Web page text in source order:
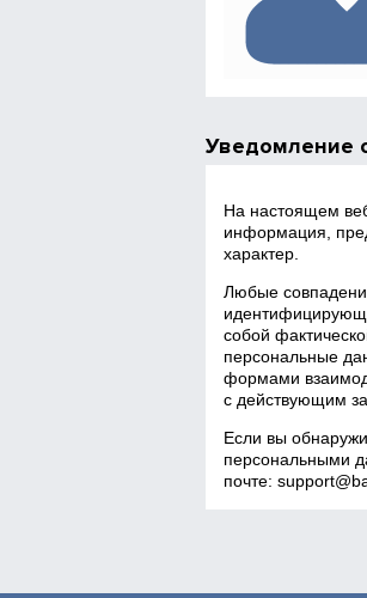
Уведомление
На настоящем
информация,
характер.
Любые
собой
персональные
формами
с действующим
Если вы
персональными
почте: